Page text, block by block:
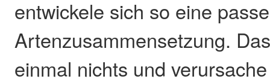
entwickele sich so eine
Artenzusammensetzung.
einmal nichts und